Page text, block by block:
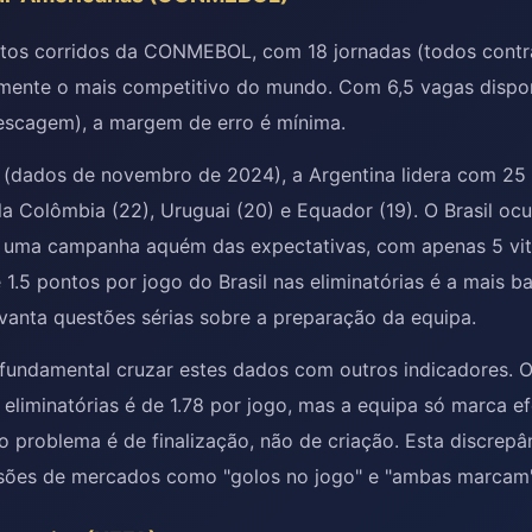
corridos da CONMEBOL, com 18 jornadas (todos
o mais competitivo do mundo. Com 6,5 vagas
a margem de erro é mínima.
(dados de novembro de 2024), a Argentina lidera com
Colômbia (22), Uruguai (20) e Equador (19). O Brasil
campanha aquém das expectativas, com apenas 5
pontos por jogo do Brasil nas eliminatórias é a mais
questões sérias sobre a preparação da equipa.
cruzar estes dados com outros indicadores.
é de 1.78 por jogo, mas a equipa só marca
problema é de finalização, não de criação. Esta
de mercados como "golos no jogo" e "ambas